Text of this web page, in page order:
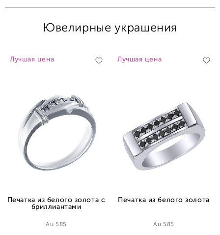
Ювелирные украшения
Лучшая цена
Печатка из белого золота с
бриллиантами
Au 585
Лучшая цена
Печатка из белого золота
Au 585